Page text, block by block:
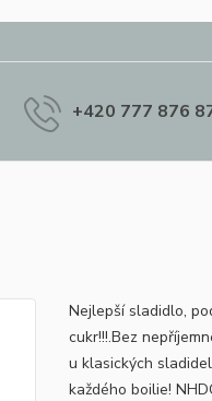
+420 777 876
Nejlepší sladidlo,
cukr!!!.Bez
u klasických
každého boilie!